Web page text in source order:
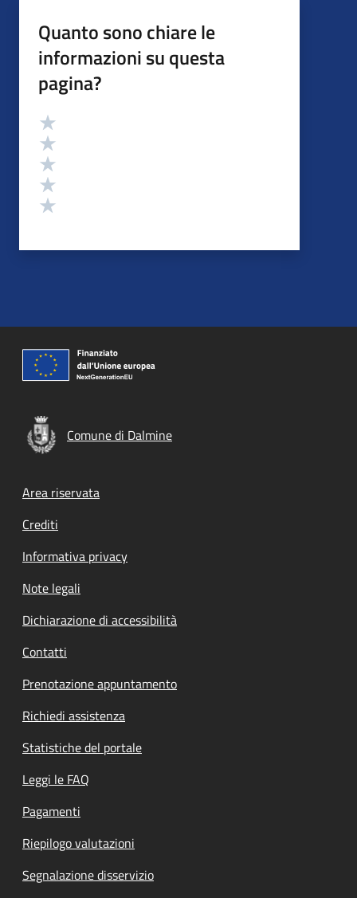
Quanto sono chiare le
informazioni su questa
pagina?
Valutazione
Comune di Dalmine
Footer menu
Area riservata
Crediti
Informativa privacy
Note legali
Dichiarazione di accessibilità
Contatti
Prenotazione appuntamento
Richiedi assistenza
Statistiche del portale
Leggi le FAQ
Pagamenti
Riepilogo valutazioni
Segnalazione disservizio